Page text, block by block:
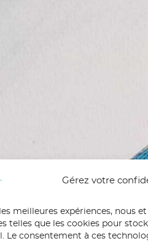
Gérez votre
meilleures expériences, nous
telles que les cookies pour
Le consentement à ces